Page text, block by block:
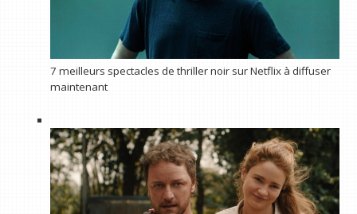
7 meilleurs spectacles de thriller noir sur Netflix à diffuser
maintenant